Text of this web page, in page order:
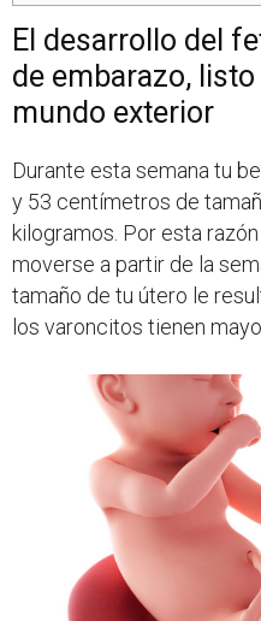
El desarrollo del
de embarazo,
mundo exterior
Durante esta semana tu
y 53 centímetros de
kilogramos. Por esta
moverse a partir de la
tamaño de tu útero le
los varoncitos tienen